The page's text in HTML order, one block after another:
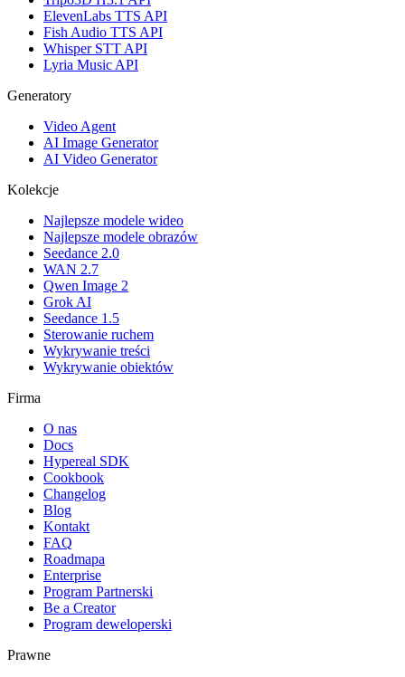
ElevenLabs TTS API
Fish Audio TTS API
Whisper STT API
Lyria Music API
Generatory
Video Agent
AI Image Generator
AI Video Generator
Kolekcje
Najlepsze modele wideo
Najlepsze modele obrazów
Seedance 2.0
WAN 2.7
Qwen Image 2
Grok AI
Seedance 1.5
Sterowanie ruchem
Wykrywanie treści
Wykrywanie obiektów
Firma
O nas
Docs
Hypereal SDK
Cookbook
Changelog
Blog
Kontakt
FAQ
Roadmapa
Enterprise
Program Partnerski
Be a Creator
Program deweloperski
Prawne